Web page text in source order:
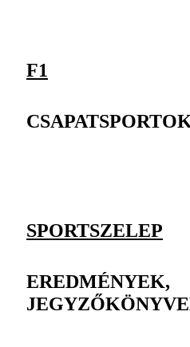
F1
SPORTSZELEP
EREDMÉNYEK,